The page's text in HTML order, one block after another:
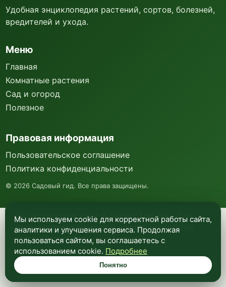
Мы используем куки и Яндекс Метрику для
анализа посещаемости и улучшения работы
сайта. Подробнее —в политике
конфиденциальности.
Понятно
Удобная энциклопедия растений, сортов, болезней,
вредителей и ухода.
Меню
Главная
Комнатные растения
Сад и огород
Полезное
Правовая информация
Пользовательское соглашение
Политика конфиденциальности
© 2026 Садовый гид. Все права защищены.
Мы используем cookie для корректной работы сайта,
аналитики и улучшения сервиса. Продолжая
пользоваться сайтом, вы соглашаетесь с
использованием cookie. Подробнее
Понятно